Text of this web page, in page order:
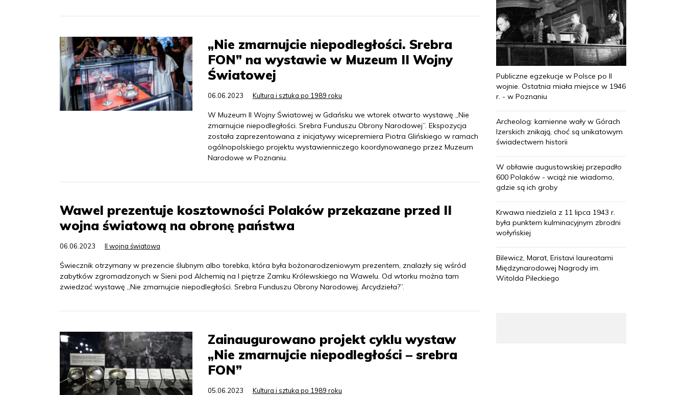
„Nie zmarnujcie niepodległości. Srebra
FON” na wystawie w Muzeum II Wojny
Światowej
06.06.2023 Kultura i sztuka po 1989 roku
W Muzeum II Wojny Światowej w Gdańsku we wtorek otwarto wystawę „Nie
zmarnujcie niepodległości. Srebra Funduszu Obrony Narodowej”. Ekspozycja
została zaprezentowana z inicjatywy wicepremiera Piotra Glińskiego w ramach
ogólnopolskiego projektu wystawienniczego koordynowanego przez Muzeum
Narodowe w Poznaniu.
Wawel prezentuje kosztowności Polaków przekazane przed II
wojna światową na obronę państwa
06.06.2023 II wojna światowa
Świecznik otrzymany w prezencie ślubnym albo torebka, która była bożonarodzeniowym prezentem, znalazły się wśród
zabytków zgromadzonych w Sieni pod Alchemią na I piętrze Zamku Królewskiego na Wawelu. Od wtorku można tam
zwiedzać wystawę „Nie zmarnujcie niepodległości. Srebra Funduszu Obrony Narodowej. Arcydzieła?”.
Zainaugurowano projekt cyklu wystaw
„Nie zmarnujcie niepodległości – srebra
FON”
05.06.2023 Kultura i sztuka po 1989 roku
Publiczne egzekucje w Polsce po II
wojnie. Ostatnia miała miejsce w 1946
r. - w Poznaniu
Archeolog: kamienne wały w Górach
Izerskich znikają, choć są unikatowym
świadectwem historii
W obławie augustowskiej przepadło
600 Polaków - wciąż nie wiadomo,
gdzie są ich groby
Krwawa niedziela z 11 lipca 1943 r.
była punktem kulminacyjnym zbrodni
wołyńskiej
Bilewicz, Marat, Eristavi laureatami
Międzynarodowej Nagrody im.
Witolda Pileckiego